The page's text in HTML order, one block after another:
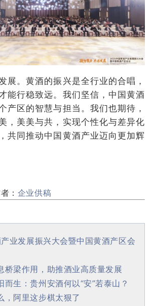
展。黄酒的振兴是全行业的合唱，
能行稳致远。我们坚信，中国黄酒
产区的智慧与担当。我们也期待，
，美美与共，实现个性化与差异化
共同推动中国黄酒产业迈向更加辉
： 企业供稿
业发展振兴大会暨中国黄酒产区会
桥梁作用，助推酒业高质量发展
而生：贵州安酒何以“安”若泰山？
，阿里这步棋太狠了